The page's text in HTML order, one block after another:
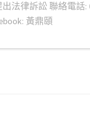
律訴訟 聯絡電話:
黃鼎頤